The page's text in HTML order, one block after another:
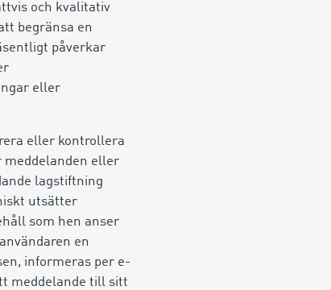
och kvalitativ
begränsa en
påverkar
eller
eller kontrollera
meddelanden eller
lagstiftning
utsätter
som hen anser
en
informeras per e-
meddelande till sitt